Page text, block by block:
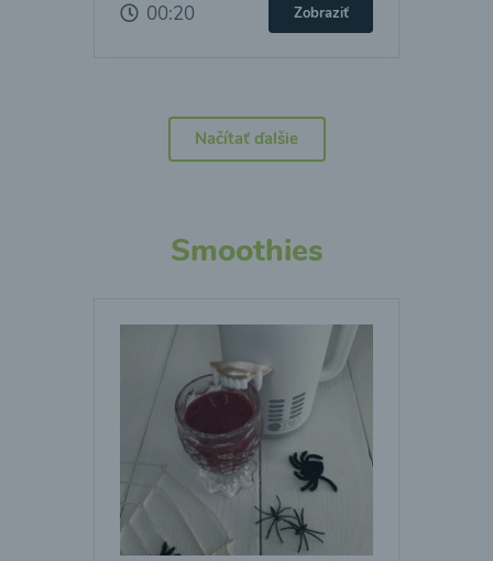
00:20 Zobraziť
Načítať ďalšie
Smoothies